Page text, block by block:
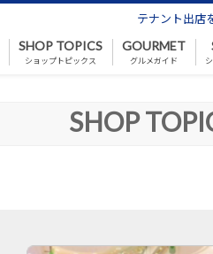
テナント出店
SHOP TOPICS
ショップトピックス
GOURMET
グルメガイド
SHOP